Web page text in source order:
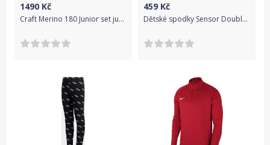
1490 Kč
Craft Merino 180 Junior set juniorský funkční set
459 Kč
Dětské spodky Sensor Double Face Merino modrá